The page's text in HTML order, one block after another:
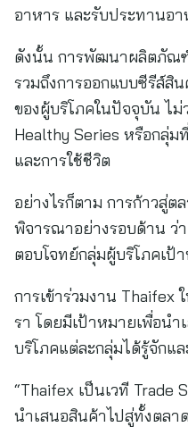
อาหาร และรับประทานอา
ดังนั้น การพัฒนาผลิตภัณ
รวมถึงการออกแบบซีรีส์สิ
ของผู้บริโภคในปัจจุบัน ไ
Healthy Series หรือกลุ่ม
และการใช้ชีวิต
อย่างไรก็ตาม การก้าวสู่ต
พิจารณาอย่างรอบด้าน
ตอบโจทย์กลุ่มผู้บริโภคเป้
การเข้าร่วมงาน Thaifex
รา โดยมีเป้าหมายเพื่อน
บริโภคแต่ละกลุ่มได้รู้จักแ
“Thaifex เป็นเวที Trade
นำเสนอสินค้าไปสู่ทั้งตลา